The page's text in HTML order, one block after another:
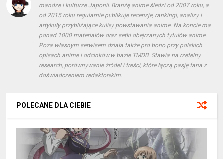
mandze i kulturze Japonii. Branżę anime śledzi od 2007 roku, a
od 2015 roku regularnie publikuje recenzje, rankingi, analizy i
artykuły przybliżające kulisy powstawania anime. Na koncie ma
ponad 1000 materiałów oraz setki obejrzanych tytułów anime.
Poza własnym serwisem działa także pro bono przy polskich
opisach anime i odcinków w bazie TMDB. Stawia na rzetelny
research, porównywanie źródeł i treści, które łączą pasję fana z
doświadczeniem redaktorskim.
POLECANE DLA CIEBIE